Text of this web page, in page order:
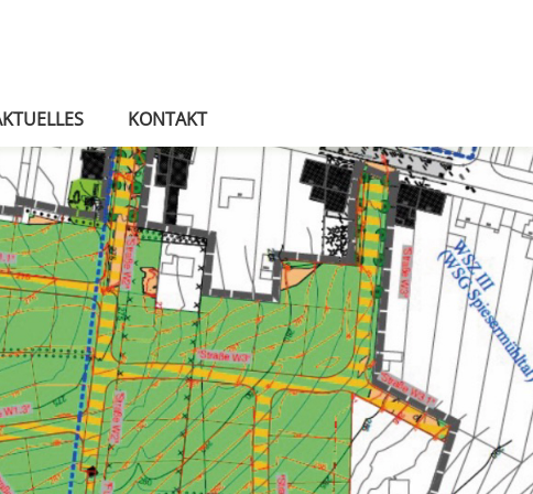
KONTAKT